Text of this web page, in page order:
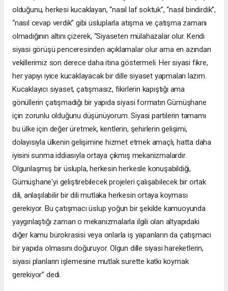
olduğunu, herkesi kucaklayan, “nasıl laf soktuk”, “nasıl bindirdik”,
“nasıl cevap verdik” gibi üsluplarla atışma ve çatışma zamanı
olmadığının altını çizerek, “Siyaseten mülahazalar olur. Kendi
siyasi görüşü penceresinden açıklamalar olur ama en azından
vekillerimiz son derece daha itina göstermeli. Her siyasi fikre,
her yapıyı iyice kucaklayacak bir dille siyaset yapmaları lazım.
Kucaklayıcı siyaset, çatışmasız, fikirlerin kapıştığı ama
gönüllerin çatışmadığı bir yapıda siyasi formatın Gümüşhane
için zorunlu olduğunu düşünüyorum. Siyasi partilerin tamamı
bu ülke için değer üretmek, kentlerin, şehirlerin gelişimi,
dolayısıyla ülkenin gelişimine hizmet etmek amaçlı, hatta daha
iyisini sunma iddiasıyla ortaya çıkmış mekanizmalardır.
Olgunlaşmış bir üslupla, herkesin herkesle konuşabildiği,
Gümüşhane'yi geliştirebilecek projeleri çalışabilecek bir ortak
dili, anlaşılabilir bir dili mutlaka herkesin ortaya koyması
gerekiyor. Bu çatışmacı üslup yoğun bir şekilde kamuoyunda
yaygınlaştığı zaman o mekanizmalarla ilgili olan altyapıdaki
diğer kamu bürokrasisi veya onlarla iş yapanların da çatışmacı
bir yapıda olmasını doğuruyor. Olgun dille siyasi hareketlerin,
siyasi planların işlemesine mutlak surette katkı koymak
gerekiyor” dedi.